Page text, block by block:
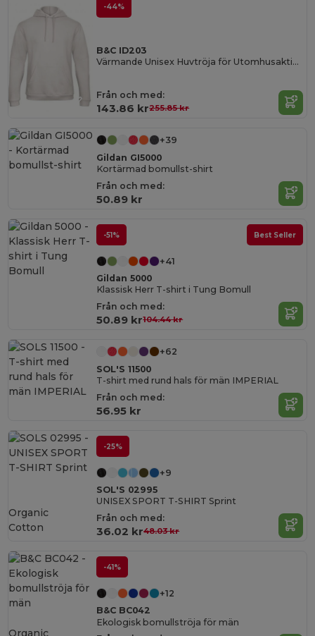
-44%
B&C ID203
Värmande Unisex Huvtröja för Utomhusaktiviteter
Från och med:
143.86 kr255.85 kr
+39
Gildan GI5000
Kortärmad bomullst-shirt
Från och med:
50.89 kr
-51% Best Seller
+41
Gildan 5000
Klassisk Herr T-shirt i Tung Bomull
Från och med:
50.89 kr104.44 kr
+62
SOL'S 11500
T-shirt med rund hals för män IMPERIAL
Från och med:
56.95 kr
-25%
+9
SOL'S 02995
UNISEX SPORT T-SHIRT Sprint
Från och med:
36.02 kr48.03 kr
Organic
Cotton
-41%
+12
B&C BC042
Ekologisk bomullströja för män
Organic